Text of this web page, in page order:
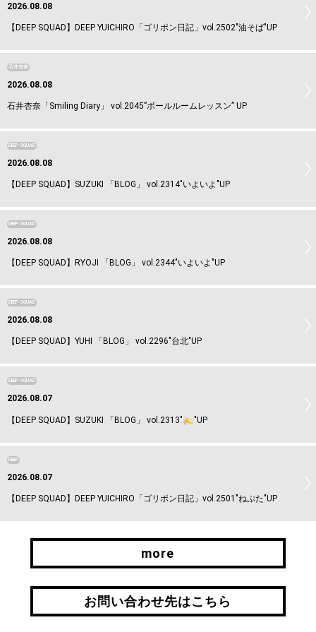
2026.08.08
【DEEP SQUAD】DEEP YUICHIRO「ゴリポン日記」vol.2502"油そば"UP
石井杏奈
2026.08.08
石井杏奈「Smiling Diary」 vol.2045”ボールルームレッスン” UP
DEEP SQUAD
2026.08.08
【DEEP SQUAD】SUZUKI 「BLOG」 vol.2314"いよいよ"UP
DEEP SQUAD
2026.08.08
【DEEP SQUAD】RYOJI 「BLOG」 vol.2344"いよいよ"UP
DEEP SQUAD
2026.08.08
【DEEP SQUAD】YUHI 「BLOG」 vol.2296"台北"UP
DEEP SQUAD
2026.08.07
【DEEP SQUAD】SUZUKI 「BLOG」 vol.2313" "UP
DEEP
2026.08.07
【DEEP SQUAD】DEEP YUICHIRO「ゴリポン日記」vol.2501"ねぷた"UP
more
more
お問い合わせ先はこちら
お問い合わせ先はこちら
引継ぎはこちら